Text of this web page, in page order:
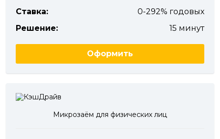
Ставка:
0-292% годовых
Решение:
15 минут
Оформить
Микрозаём для физических лиц